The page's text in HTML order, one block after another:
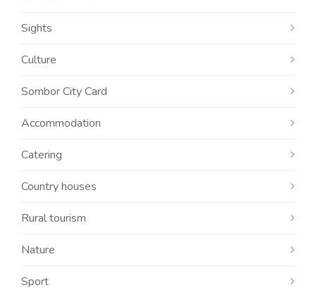
Sights
Culture
Sombor City Card
Accommodation
Catering
Country houses
Rural tourism
Nature
Sport